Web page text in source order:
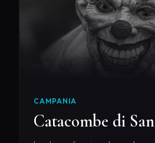
CAMPANIA
Catacombe di